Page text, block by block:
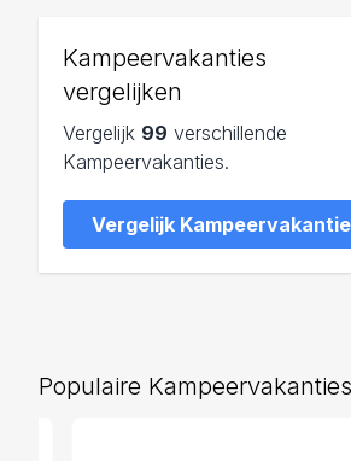
Kampeervakanties
vergelijken
Vergelijk 99 verschillende
Kampeervakanties.
Vergelijk
Populaire Kampeervakanties